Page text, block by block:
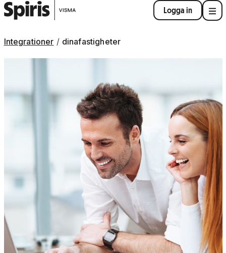
Logga in
Integrationer dinafastigheter